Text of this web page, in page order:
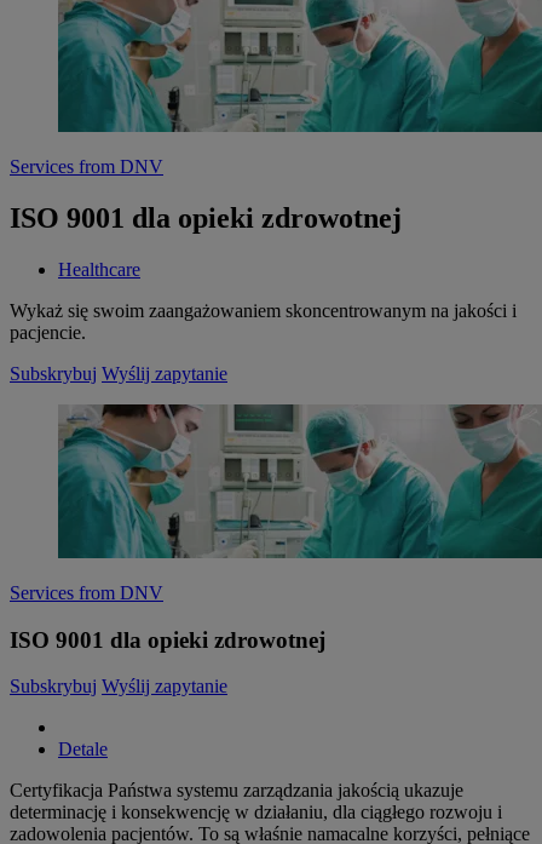
Services from DNV
ISO 9001 dla opieki zdrowotnej
Healthcare
​Wykaż się swoim zaangażowaniem skoncentrowanym na jakości i
pacjencie.
Subskrybuj Wyślij zapytanie
Services from DNV
ISO 9001 dla opieki zdrowotnej
Subskrybuj Wyślij zapytanie
Detale
Certyfikacja Państwa systemu zarządzania jakością ukazuje
determinację i konsekwencję w działaniu, dla ciągłego rozwoju i
zadowolenia pacjentów. To są właśnie namacalne korzyści, pełniące